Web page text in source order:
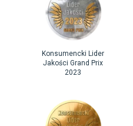
Konsumencki Lider
Jakości Grand Prix
2023